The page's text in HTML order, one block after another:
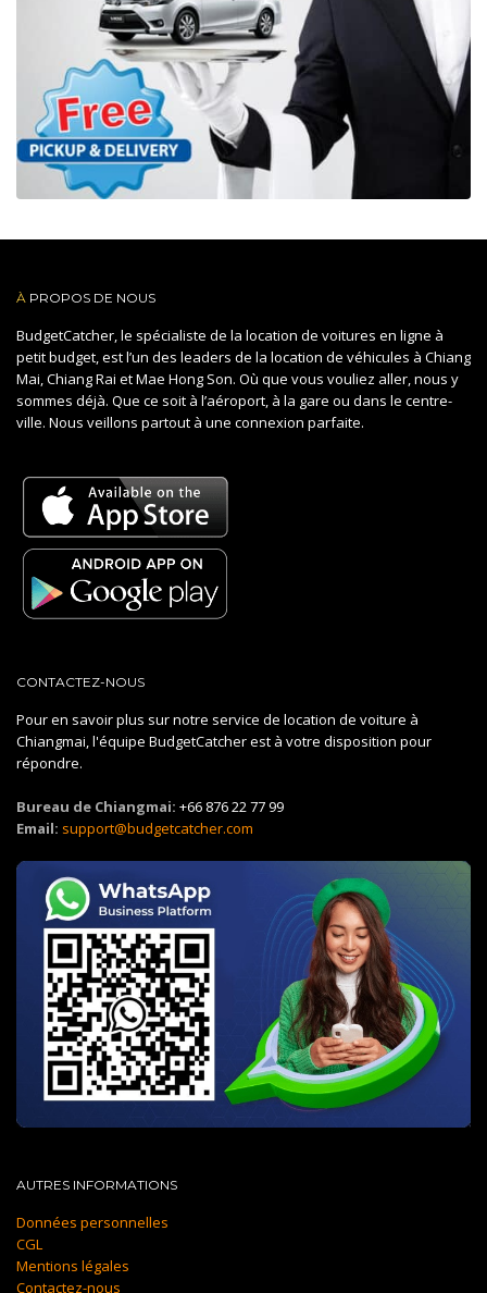
À PROPOS DE NOUS
BudgetCatcher, le spécialiste de la location de voitures en ligne à
petit budget, est l’un des leaders de la location de véhicules à Chiang
Mai, Chiang Rai et Mae Hong Son. Où que vous vouliez aller, nous y
sommes déjà. Que ce soit à l’aéroport, à la gare ou dans le centre-
ville. Nous veillons partout à une connexion parfaite.
CONTACTEZ-NOUS
Pour en savoir plus sur notre service de location de voiture à
Chiangmai, l'équipe BudgetCatcher est à votre disposition pour
répondre.
Bureau de Chiangmai: +66 876 22 77 99
Email: support@budgetcatcher.com
AUTRES INFORMATIONS
Données personnelles
CGL
Mentions légales
Contactez-nous